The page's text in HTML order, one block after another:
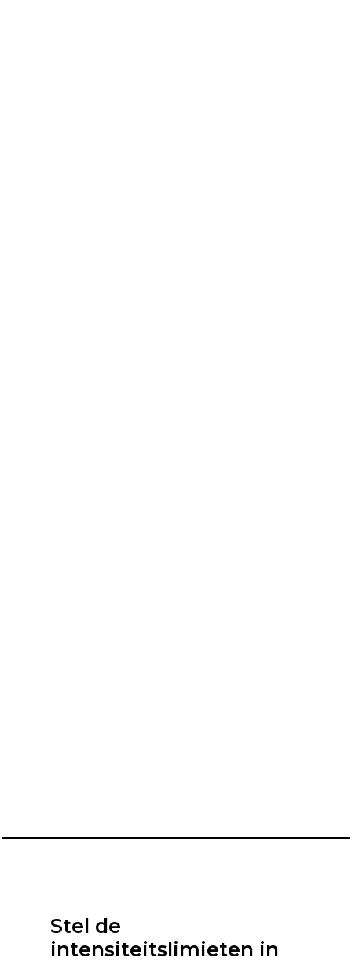
Stel de
intensiteitslimieten in